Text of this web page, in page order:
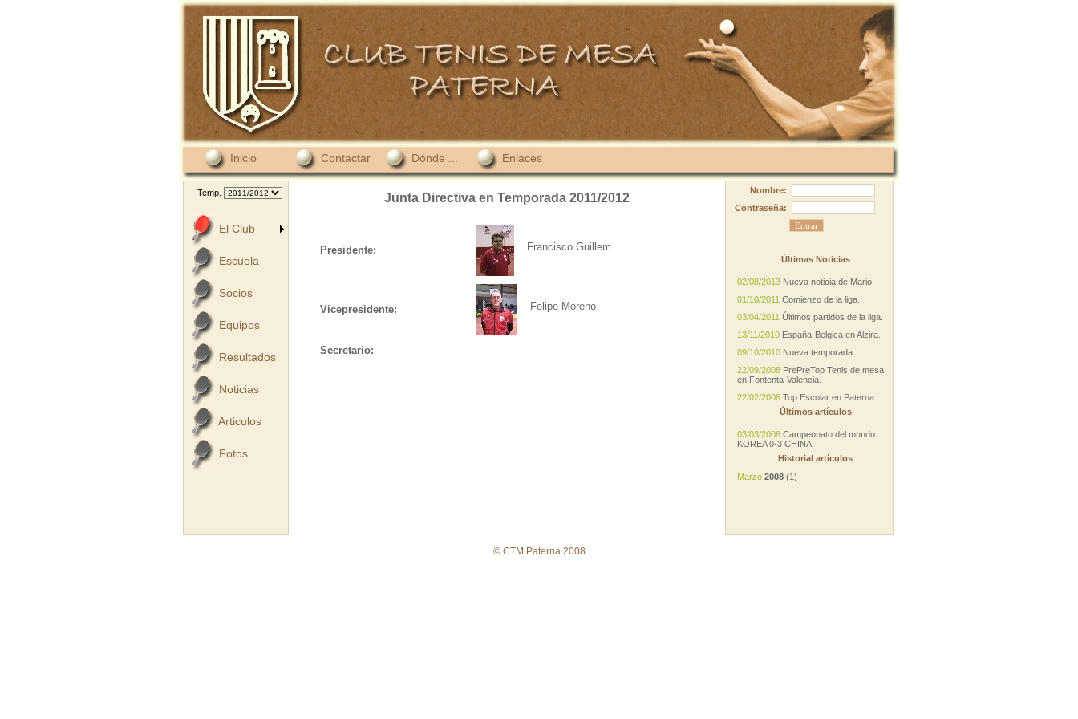
Inicio Contactar Dónde ... Enlaces
Temp.
El Club
Escuela
Socios
Equipos
Resultados
Noticias
Articulos
Fotos
Junta Directiva en Temporada 2011/2012
Presidente: Francisco Guillem
Vicepresidente: Felipe Moreno
Secretario:
Nombre:
Contraseña:
Últimas Noticias
02/08/2013 Nueva noticia de Mario
01/10/2011 Comienzo de la liga.
03/04/2011 Últimos partidos de la liga.
13/11/2010 España-Belgica en Alzira.
09/10/2010 Nueva temporada.
22/09/2008 PrePreTop Tenis de mesa
en Fontenta-Valencia.
22/02/2008 Top Escolar en Paterna.
Últimos artículos
03/03/2008 Campeonato del mundo
KOREA 0-3 CHINA
Historial artículos
Marzo 2008 (1)
© CTM Paterna 2008